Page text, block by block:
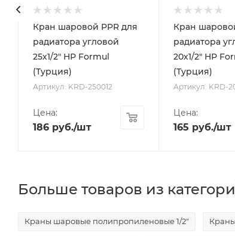
Кран шаровой PPR для
радиатора угловой
25х1/2" НР Formul
(Турция)
Артикул: KRD-250012
Цена:
186руб./шт
Кран
радиатора
20х1/2" НР
(Турция)
Артикул: KRD-
Цена:
165 руб./шт
Больше товаров из
Краны шаровые полипропиленовые 1/2"